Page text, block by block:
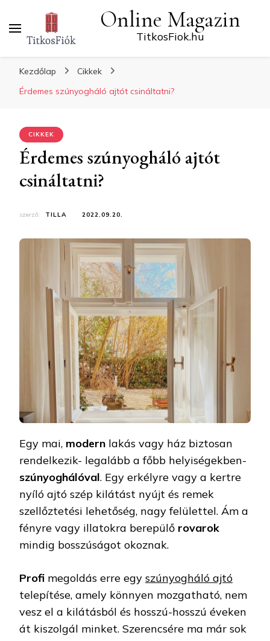
Online Magazin
TitkosFiok.hu
Kezdőlap
Cikkek
Érdemes szúnyogháló ajtót csináltatni?
CIKKEK
Érdemes szúnyogháló ajtót
csináltatni?
szerző: TILLA 2022.09.20.
Egy mai, modern lakás vagy ház biztosan
rendelkezik- legalább a főbb helyiségekben-
szúnyoghálóval. Egy erkélyre vagy a kertre
nyíló ajtó szép kilátást nyújt és remek
szellőztetési lehetőség, nagy felülettel. Ám a
fényre vagy illatokra berepülő rovarok
mindig bosszúságot okoznak.
Profi megoldás erre egy szúnyogháló ajtó
telepítése, amely könnyen mozgatható, nem
vesz el a kilátásból és hosszú-hosszú éveken
át kiszolgál minket. Szerencsére ma már sok